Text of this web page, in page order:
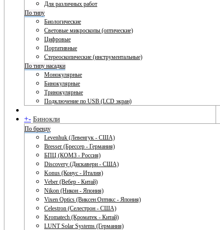
Для различных работ
По типу
Биологические
Световые микроскопы (оптические)
Цифровые
Портативные
Стереоскопические (инструментальные)
По типу насадки
Монокулярные
Бинокулярные
Тринокулярные
Подключение по USB (LCD экран)
+- Бинокли
По бренду
Levenhuk (Левенгук - США)
Bresser (Брессер - Германия)
БПЦ (КОМЗ - Россия)
Discovery (Дискавери - США)
Konus (Конус - Италия)
Veber (Вебер - Китай)
Nikon (Никон - Япония)
Vixen Optics (Виксен Оптикс - Япония)
Celestron (Селестрон - США)
Kromatech (Кроматек - Китай)
LUNT Solar Systems (Германия)